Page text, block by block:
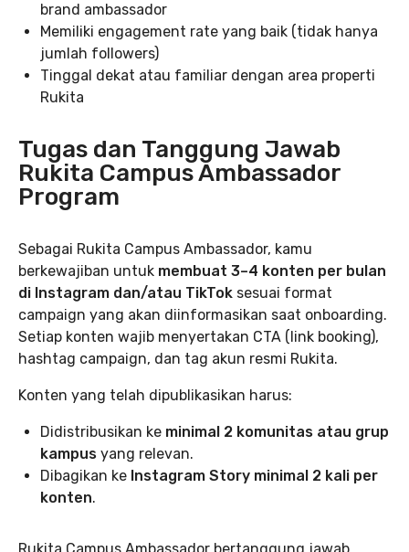
brand ambassador
Memiliki engagement rate yang baik (tidak hanya
jumlah followers)
Tinggal dekat atau familiar dengan area properti
Rukita
Tugas dan Tanggung Jawab
Rukita Campus Ambassador
Program
Sebagai Rukita Campus Ambassador, kamu
berkewajiban untuk membuat 3–4 konten per bulan
di Instagram dan/atau TikTok sesuai format
campaign yang akan diinformasikan saat onboarding.
Setiap konten wajib menyertakan CTA (link booking),
hashtag campaign, dan tag akun resmi Rukita.
Konten yang telah dipublikasikan harus:
Didistribusikan ke minimal 2 komunitas atau grup
kampus yang relevan.
Dibagikan ke Instagram Story minimal 2 kali per
konten.
Rukita Campus Ambassador bertanggung jawab